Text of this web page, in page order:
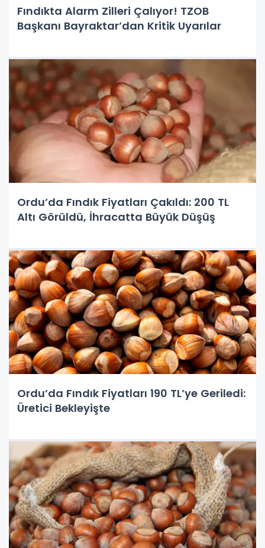
Fındıkta Alarm Zilleri Çalıyor! TZOB
Başkanı Bayraktar’dan Kritik Uyarılar
Ordu’da Fındık Fiyatları Çakıldı: 200 TL
Altı Görüldü, İhracatta Büyük Düşüş
Ordu’da Fındık Fiyatları 190 TL’ye Geriledi:
Üretici Bekleyişte